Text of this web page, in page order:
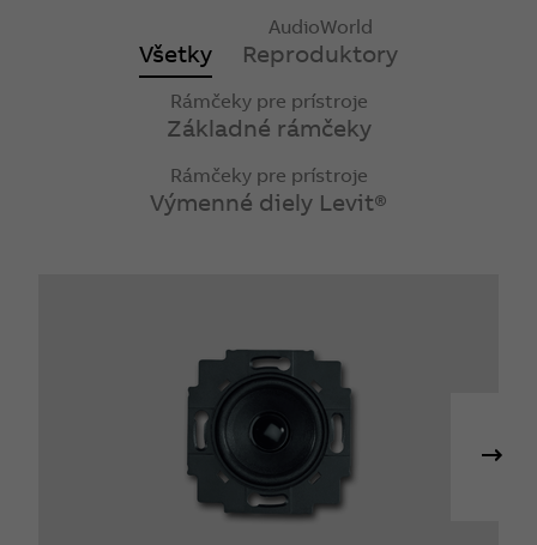
Všetky
AudioWorld
Reproduktory
Rámčeky pre prístroje
Základné rámčeky
Rámčeky pre prístroje
Výmenné diely Levit®